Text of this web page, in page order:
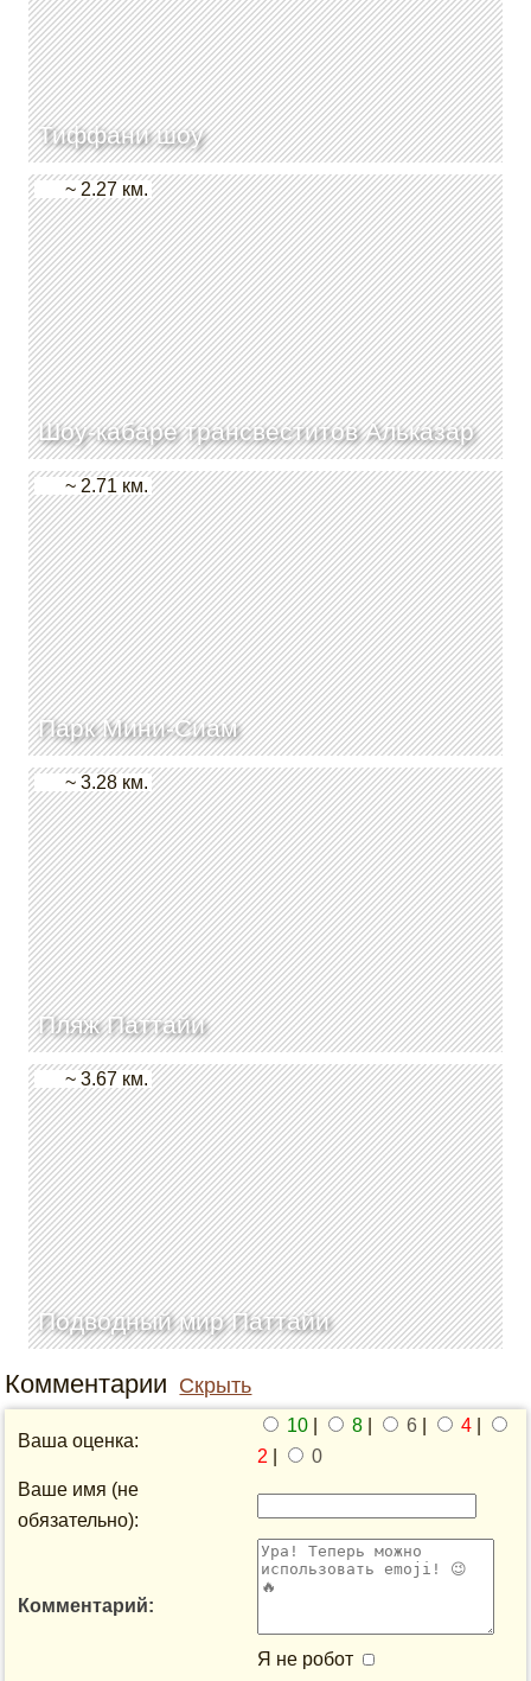
Тиффани шоу
Шоу-кабаре трансвеститов Альказар
~ 2.27 км.
Парк Мини-Сиам
~ 2.71 км.
Пляж Паттайи
~ 3.28 км.
Подводный мир Паттайи
~ 3.67 км.
Комментарии Скрыть
Ваша оценка:
10 8 6 4
2
0
Ваше имя (не
обязательно):
Комментарий:
Я не робот